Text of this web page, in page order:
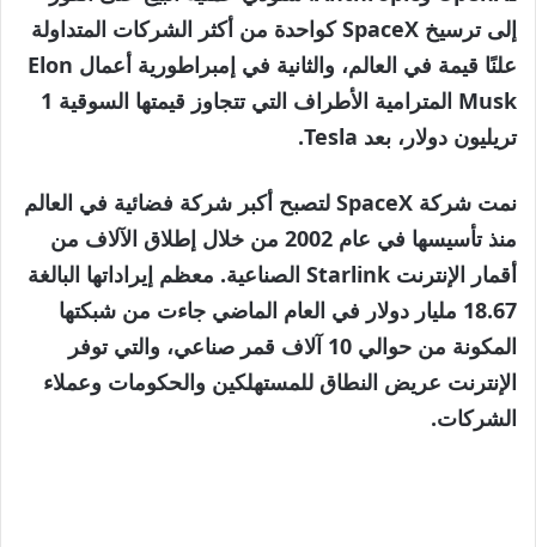
إلى ترسيخ SpaceX كواحدة من أكثر الشركات المتداولة
علنًا قيمة في العالم، والثانية في إمبراطورية أعمال Elon
Musk المترامية الأطراف التي تتجاوز قيمتها السوقية 1
تريليون دولار، بعد Tesla.
نمت شركة SpaceX لتصبح أكبر شركة فضائية في العالم
منذ تأسيسها في عام 2002 من خلال إطلاق الآلاف من
أقمار الإنترنت Starlink الصناعية. معظم إيراداتها البالغة
18.67 مليار دولار في العام الماضي جاءت من شبكتها
المكونة من حوالي 10 آلاف قمر صناعي، والتي توفر
الإنترنت عريض النطاق للمستهلكين والحكومات وعملاء
الشركات.